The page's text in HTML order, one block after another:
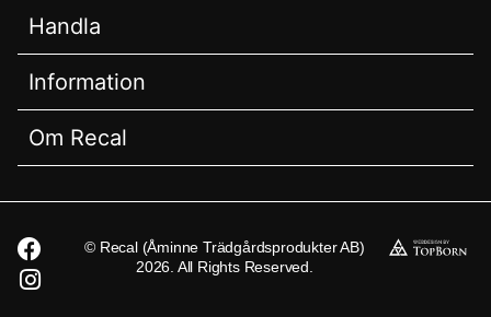
Handla
Information
Om Recal
© Recal (Åminne Trädgårdsprodukter AB)
2026. All Rights Reserved.